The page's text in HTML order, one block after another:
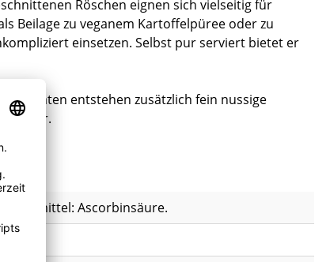
Röschen eignen sich vielseitig für
Beilage zu veganem Kartoffelpüree oder zu
einsetzen. Selbst pur serviert bietet er
Anbraten entstehen zusätzlich fein nussige
Ascorbinsäure.